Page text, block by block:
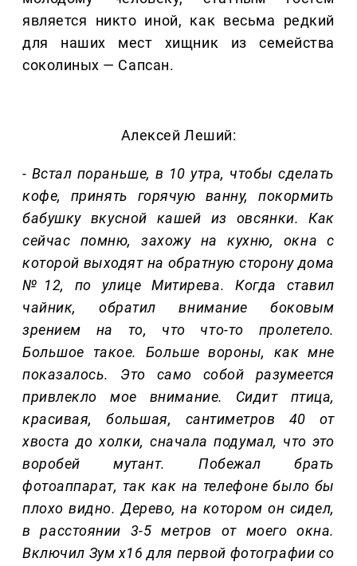
является никто иной, как весьма редкий
для наших мест хищник из семейства
соколиных — Сапсан.
Алексей Леший:
- Встал пораньше, в 10 утра, чтобы сделать
кофе, принять горячую ванну, покормить
бабушку вкусной кашей из овсянки. Как
сейчас помню, захожу на кухню, окна с
которой выходят на обратную сторону дома
№12, по улице Митирева. Когда ставил
чайник, обратил внимание боковым
зрением на то, что что-то пролетело.
Большое такое. Больше вороны, как мне
показалось. Это само собой разумеется
привлекло мое внимание. Сидит птица,
красивая, большая, сантиметров 40 от
хвоста до холки, сначала подумал, что это
воробей мутант. Побежал брать
фотоаппарат, так как на телефоне было бы
плохо видно. Дерево, на котором он сидел,
в расстоянии 3-5 метров от моего окна.
Включил Зум х16 для первой фотографии со